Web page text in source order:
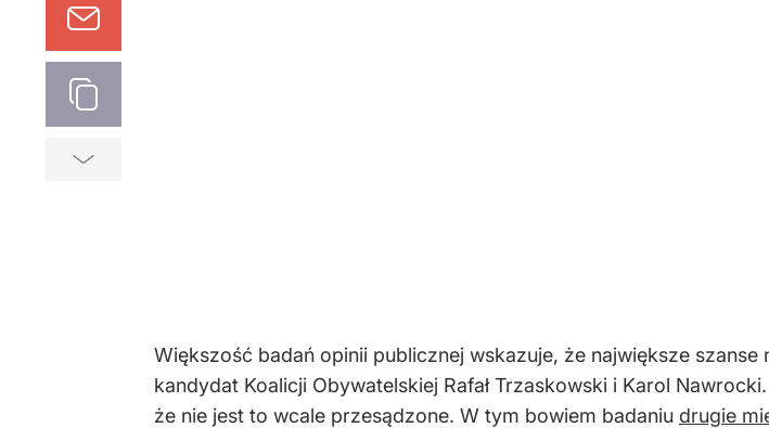
Większość badań opinii publicznej wskazuje, że największe
kandydat Koalicji Obywatelskiej Rafał Trzaskowski i Karol
że nie jest to wcale przesądzone. W tym bowiem badaniu drugie